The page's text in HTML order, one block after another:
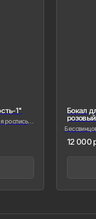
розовый"
лепка и
12 000р.
сохранить в нём мгновения
значимые как
меня так и моего окружения,
форму…